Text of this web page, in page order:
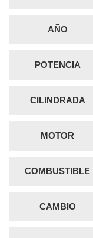
AÑO
POTENCIA
CILINDRADA
MOTOR
COMBUSTIBLE
CAMBIO